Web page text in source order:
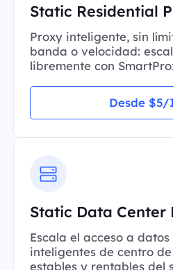
Static Residential
Proxy inteligente, sin
banda o velocidad:
libremente con
Desde $5/
Static Data Center
Escala el acceso a
inteligentes de centro
estables y rentables del